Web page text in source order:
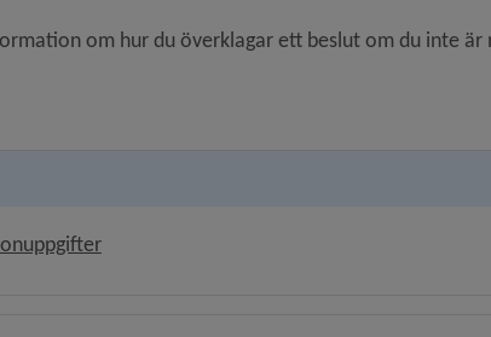
om hur du överklagar ett beslut om du inte är